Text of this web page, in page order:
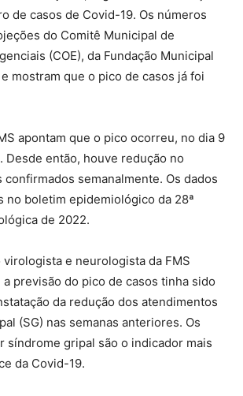
de casos de Covid-19. Os números
do Comitê Municipal de
(COE), da Fundação Municipal
mostram que o pico de casos já foi
apontam que o pico ocorreu, no dia 9
Desde então, houve redução no
confirmados semanalmente. Os dados
no boletim epidemiológico da 28ª
de 2022.
virologista e neurologista da FMS
previsão do pico de casos tinha sido
da redução dos atendimentos
(SG) nas semanas anteriores. Os
síndrome gripal são o indicador mais
da Covid-19.